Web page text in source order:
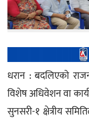
धरान : बदलिएको
विशेष अधिवेशन वा
सुनसरी-१ क्षेत्रीय